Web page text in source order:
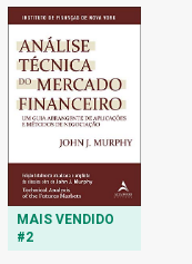
MAIS VENDIDO
#2